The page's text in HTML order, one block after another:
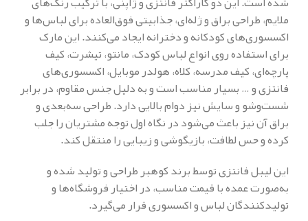
ملایم، طراحی براق و ژله‌ای، جذابیتی فوق‌العاده برای لباس‌ها و
اکسسوری‌های کودکانه و دخترانه ایجاد می‌کنند. این مارک
برای استفاده روی انواع لباس کودک، مانتو، تیشرت، کیف
پارچه‌ای، کیف مدرسه، کلاه، هولدر موبایل، اکسسوری‌های
فانتزی و … بسیار مناسب است و به دلیل جنس مقاوم، در برابر
شست‌وشو و سایش نیز دوام بالایی دارد. طراحی سه‌بعدی و
براق آن نیز باعث می‌شود در نگاه اول توجه مشتریان را جلب
کرده و حس لطافت، بازیگوشی و زیبایی را منتقل کند.
این لیبل فانتزی توسط برند کوهبر طراحی و تولید شده و
به‌صورت عمده با قیمت مناسب، در اختیار فروشگاه‌ها و
تولیدکنندگان لباس و اکسسوری قرار می‌گیرد.